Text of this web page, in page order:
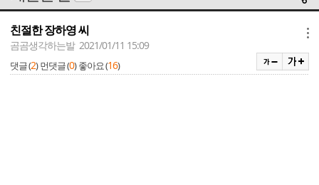
친절한 장하영 씨
곰곰생각하는발 2021/01/11 15:09
댓글 (2) 먼댓글 (0) 좋아요 (16)